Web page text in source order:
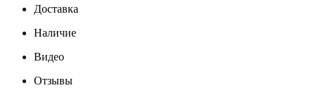
Доставка
Наличие
Видео
Отзывы